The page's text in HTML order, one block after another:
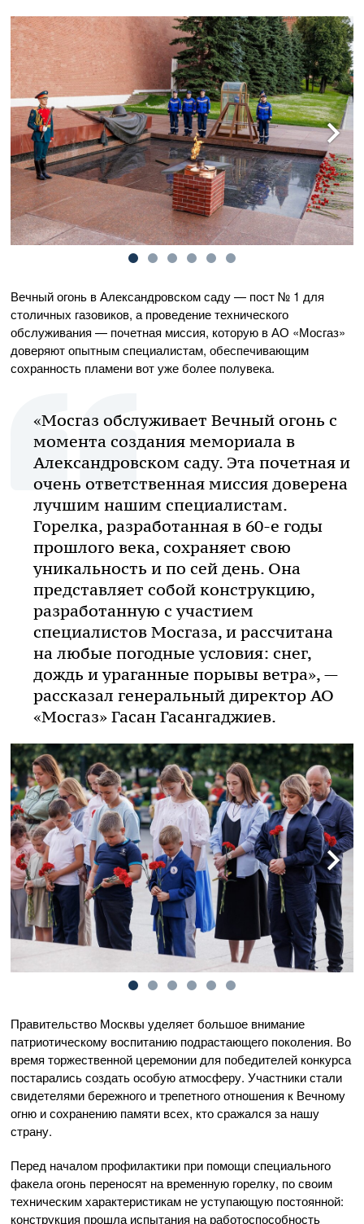
Вечный огонь в Александровском саду — пост № 1 для
столичных газовиков, а проведение технического
обслуживания — почетная миссия, которую в АО «Мосгаз»
доверяют опытным специалистам, обеспечивающим
сохранность пламени вот уже более полувека.
«Мосгаз обслуживает Вечный огонь с
момента создания мемориала в
Александровском саду. Эта почетная и
очень ответственная миссия доверена
лучшим нашим специалистам.
Горелка, разработанная в 60-е годы
прошлого века, сохраняет свою
уникальность и по сей день. Она
представляет собой конструкцию,
разработанную с участием
специалистов Мосгаза, и рассчитана
на любые погодные условия: снег,
дождь и ураганные порывы ветра», —
рассказал генеральный директор АО
«Мосгаз» Гасан Гасангаджиев.
Правительство Москвы уделяет большое внимание
патриотическому воспитанию подрастающего поколения. Во
время торжественной церемонии для победителей конкурса
постарались создать особую атмосферу. Участники стали
свидетелями бережного и трепетного отношения к Вечному
огню и сохранению памяти всех, кто сражался за нашу
страну.
Перед началом профилактики при помощи специального
факела огонь переносят на временную горелку, по своим
техническим характеристикам не уступающую постоянной:
конструкция прошла испытания на работоспособность